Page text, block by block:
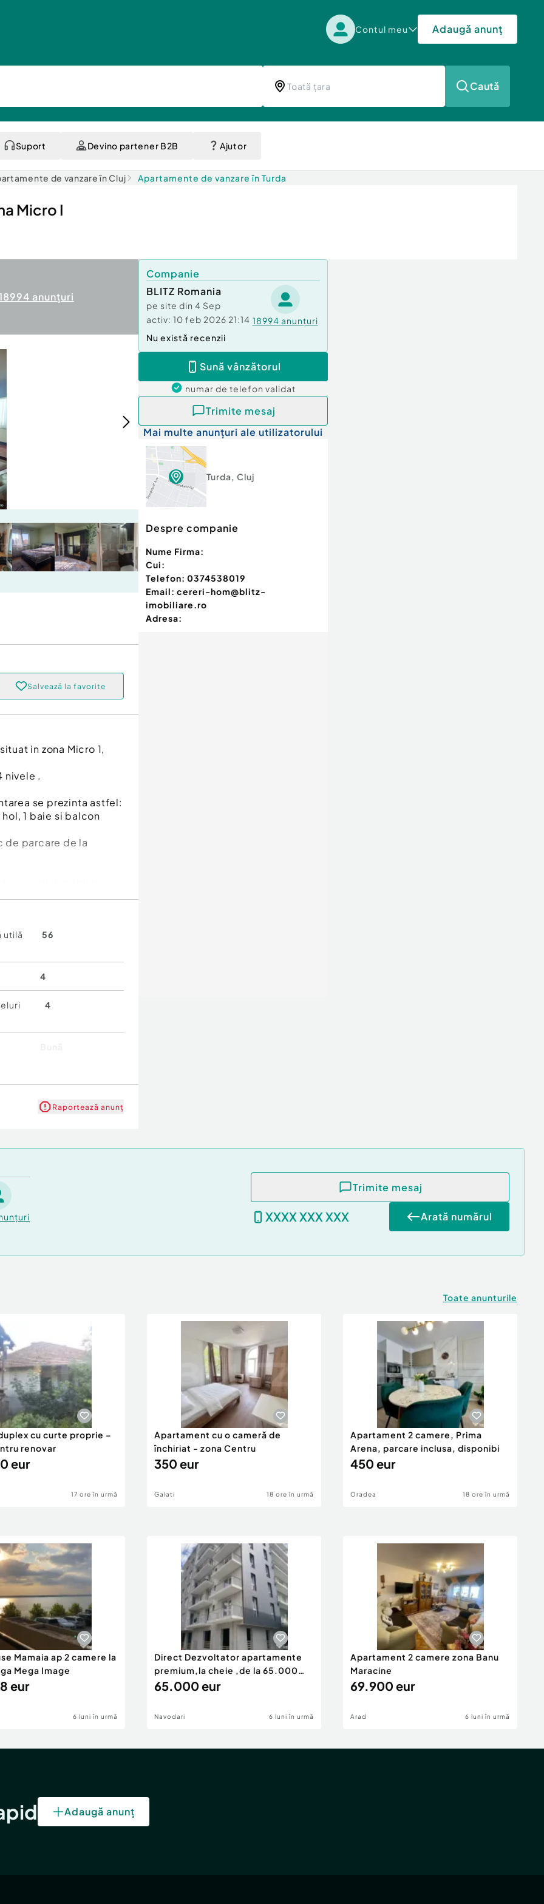
Contul meu Adaugă anunț
Caută
Suport Devino partener B2B Ajutor
de vanzare în Cluj Apartamente de vanzare în Turda
Micro I
anunțuri
Salvează la favorite
in zona Micro 1,
nivele .
se prezinta astfel:
1 baie si balcon
de parcare de la
si partial mobilat,
scoala,
fiind situat in
utilă
56
4
4
Raportează anunț
Companie
BLITZ Romania
pe site din 4 Sep
activ: 10 feb 2026 21:14 18994 anunțuri
Nu există recenzii
Sună vânzătorul
numar de telefon validat
Trimite mesaj
Mai multe anunțuri ale utilizatorului
Turda, Cluj
Despre companie
Nume Firma:
Cui:
Telefon: 0374538019
Email: cereri-hom@blitz-
imobiliare.ro
Adresa:
Trimite mesaj
XXXX XXX XXX Arată numărul
Toate anunturile
cu curte proprie –
renovar
eur
17 ore în urmă
Apartament cu o cameră de
închiriat - zona Centru
350 eur
Galati 18 ore în urmă
Apartament 2 camere, Prima
Arena, parcare inclusa, disponibi
450 eur
Oradea 18 ore în urmă
Mamaia ap 2 camere la
Mega Image
eur
6 luni în urmă
Direct Dezvoltator apartamente
premium,la cheie ,de la 65.000
eur
65.000 eur
Navodari 6 luni în urmă
Apartament 2 camere zona Banu
Maracine
69.900 eur
Arad 6 luni în urmă
Adaugă anunț